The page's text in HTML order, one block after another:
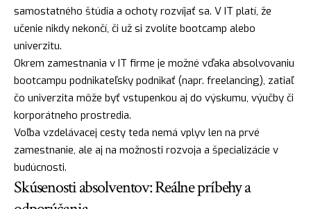
samostatného štúdia a ochoty rozvíjať sa. V IT platí, že
učenie nikdy nekončí, či už si zvolíte bootcamp alebo
univerzitu.
Okrem zamestnania v IT firme je možné vďaka absolvovaniu
bootcampu podnikateľsky podnikať (napr. freelancing), zatiaľ
čo univerzita môže byť vstupenkou aj do výskumu, výučby či
korporátneho prostredia.
Voľba vzdelávacej cesty teda nemá vplyv len na prvé
zamestnanie, ale aj na možnosti rozvoja a špecializácie v
budúcnosti.
Skúsenosti absolventov: Reálne príbehy a